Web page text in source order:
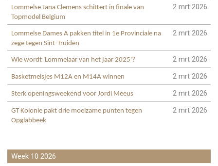
Lommelse Jana Clemens schittert in finale van
Topmodel Belgium
2 mrt 2026
Lommelse Dames A pakken titel in 1e Provinciale na
zege tegen Sint-Truiden
2 mrt 2026
Wie wordt 'Lommelaar van het jaar 2025'? 2 mrt 2026
Basketmeisjes M12A en M14A winnen 2 mrt 2026
Sterk openingsweekend voor Jordi Meeus 2 mrt 2026
GT Kolonie pakt drie moeizame punten tegen
Opglabbeek
2 mrt 2026
Week 10 2026